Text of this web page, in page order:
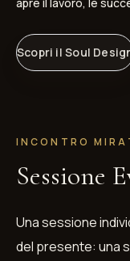
Scopri il Soul
INCONTRO
Sessione
Una sessione
del presente: una